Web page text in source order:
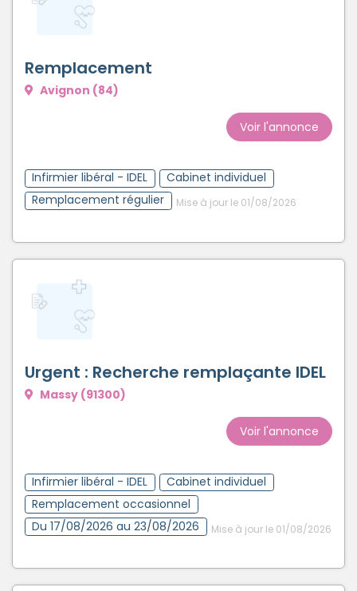
Remplacement
Avignon (84)
Voir l'annonce
Infirmier libéral - IDEL
Cabinet individuel
Remplacement régulier
Mise à jour le 01/08/2026
Urgent : Recherche remplaçante IDEL
Massy (91300)
Voir l'annonce
Infirmier libéral - IDEL
Cabinet individuel
Remplacement occasionnel
Du 17/08/2026 au 23/08/2026
Mise à jour le 01/08/2026